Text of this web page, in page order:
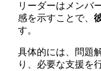
リーダーはメンバ
感を示すことで、
す。
具体的には、問題
り、必要な支援を